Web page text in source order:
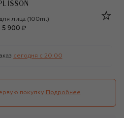
PLISSON
лица (100ml)
5 900 ₽
сегодня c 20:00
покупку Подробнее